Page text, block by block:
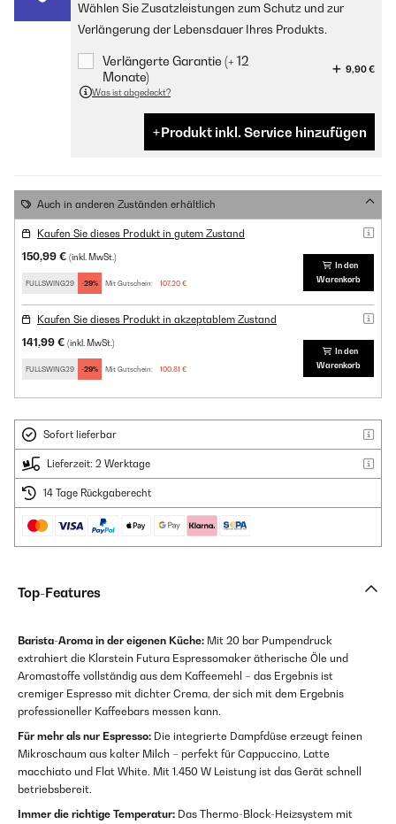
Wählen Sie Zusatzleistungen zum Schutz und zur
Verlängerung der Lebensdauer Ihres Produkts.
Verlängerte Garantie (+ 12
Monate)
9,90 €
Was ist abgedeckt?
Produkt inkl. Service hinzufügen
Auch in anderen Zuständen erhältlich
Kaufen Sie dieses Produkt in gutem Zustand
150,99 € (inkl. MwSt.)
FULLSWING29 -29% Mit Gutschein: 107,20 €
In den
Warenkorb
Kaufen Sie dieses Produkt in akzeptablem Zustand
141,99 € (inkl. MwSt.)
FULLSWING29 -29% Mit Gutschein: 100,81 €
In den
Warenkorb
Sofort lieferbar
Lieferzeit: 2 Werktage
14 Tage Rückgaberecht
Top-Features
Barista-Aroma in der eigenen Küche: Mit 20 bar Pumpendruck
extrahiert die Klarstein Futura Espressomaker ätherische Öle und
Aromastoffe vollständig aus dem Kaffeemehl – das Ergebnis ist
cremiger Espresso mit dichter Crema, der sich mit dem Ergebnis
professioneller Kaffeebars messen kann.
Für mehr als nur Espresso: Die integrierte Dampfdüse erzeugt feinen
Mikroschaum aus kalter Milch – perfekt für Cappuccino, Latte
macchiato und Flat White. Mit 1.450 W Leistung ist das Gerät schnell
betriebsbereit.
Immer die richtige Temperatur: Das Thermo-Block-Heizsystem mit